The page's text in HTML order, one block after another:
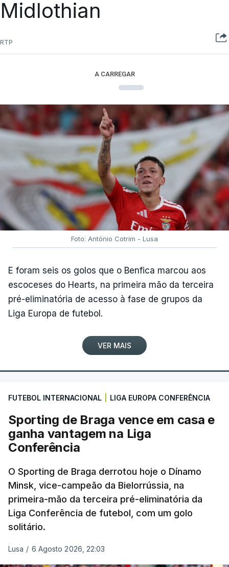
Midlothian
RTP
A CARREGAR
Foto: António Cotrim - Lusa
E foram seis os golos que o Benfica marcou aos
escoceses do Hearts, na primeira mão da terceira
pré-eliminatória de acesso à fase de grupos da
Liga Europa de futebol.
VER MAIS
FUTEBOL INTERNACIONAL LIGA EUROPA CONFERÊNCIA
Sporting de Braga vence em casa e
ganha vantagem na Liga
Conferência
O Sporting de Braga derrotou hoje o Dínamo
Minsk, vice-campeão da Bielorrússia, na
primeira-mão da terceira pré-eliminatória da
Liga Conferência de futebol, com um golo
solitário.
Lusa / 6 Agosto 2026, 22:03